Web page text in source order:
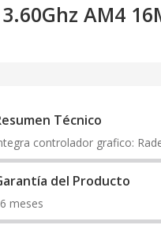
AM4
Técnico
controlador grafico:
del Producto
meses